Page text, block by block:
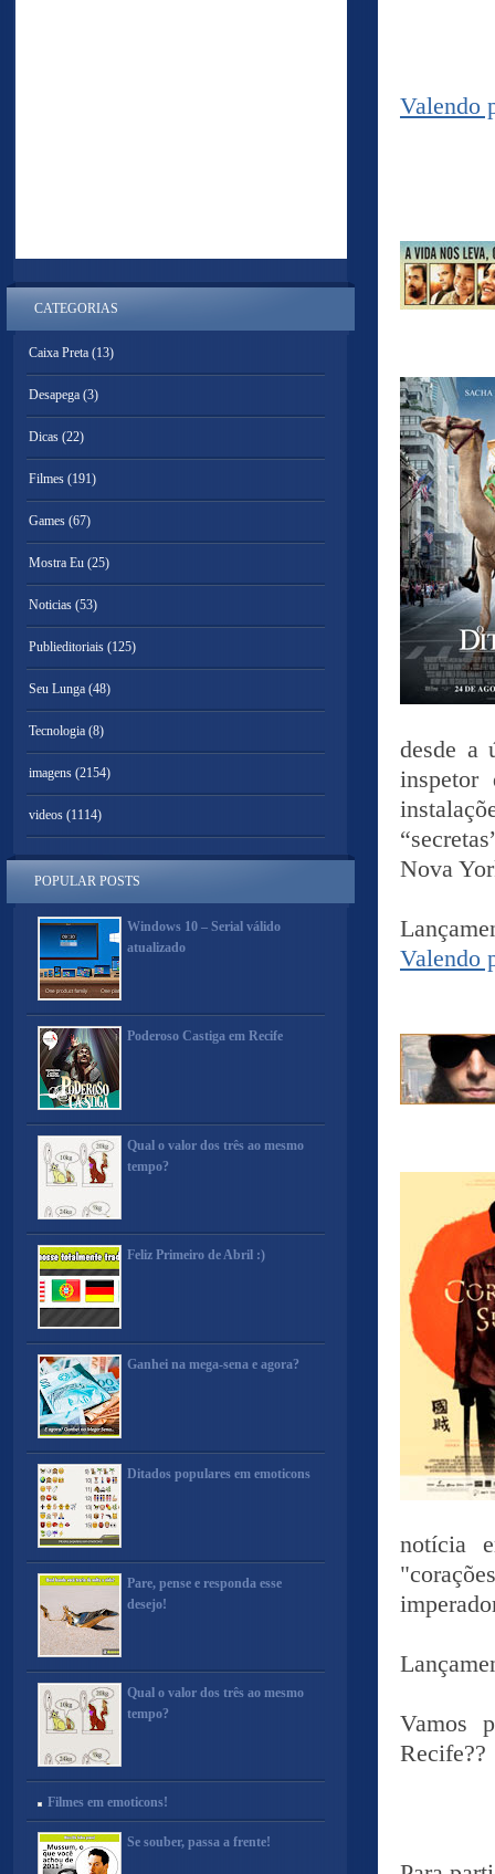
Valendo
desde a
inspetor
Nova
Valendo
notícia
Vamos
Recife??
CATEGORIAS
Caixa Preta (13)
Desapega (3)
Dicas (22)
Filmes (191)
Games (67)
Mostra Eu (25)
Noticias (53)
Publieditoriais (125)
Seu Lunga (48)
Tecnologia (8)
imagens (2154)
videos (1114)
POPULAR POSTS
Windows 10 – Serial válido
atualizado
Poderoso Castiga em Recife
Qual o valor dos três ao mesmo
tempo?
Feliz Primeiro de Abril :)
Ganhei na mega-sena e agora?
Ditados populares em emoticons
Pare, pense e responda esse
desejo!
Qual o valor dos três ao mesmo
tempo?
Filmes em emoticons!
Se souber, passa a frente!